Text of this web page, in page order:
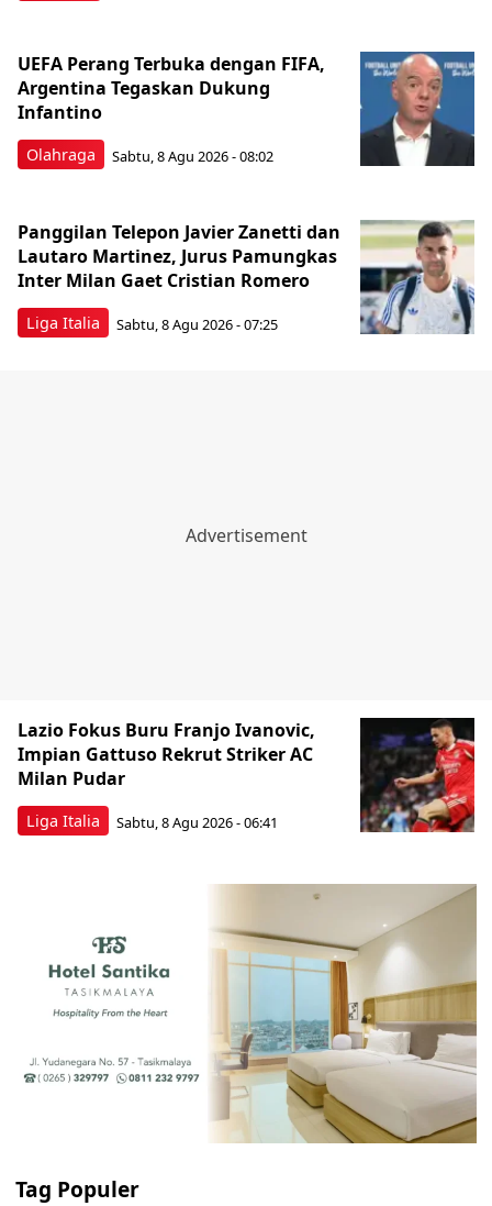
Olahraga
UEFA Perang Terbuka dengan FIFA,
Argentina Tegaskan Dukung
Infantino
Sabtu, 8 Agu 2026 - 08:02
Liga Italia
Panggilan Telepon Javier Zanetti dan
Lautaro Martinez, Jurus Pamungkas
Inter Milan Gaet Cristian Romero
Sabtu, 8 Agu 2026 - 07:25
Liga Italia
Lazio Fokus Buru Franjo Ivanovic,
Impian Gattuso Rekrut Striker AC
Milan Pudar
Sabtu, 8 Agu 2026 - 06:41
Tag Populer